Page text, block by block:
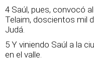
4 Saúl, pues, convocó
Telaim, doscientos mil
Judá.
5 Y viniendo Saúl a la
en el valle.